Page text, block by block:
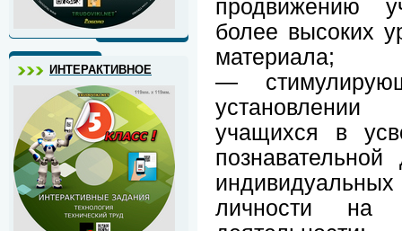
ИНТЕРАКТИВНОЕ
продвижению
более высоких
материала;
—
учащихся в
личности на